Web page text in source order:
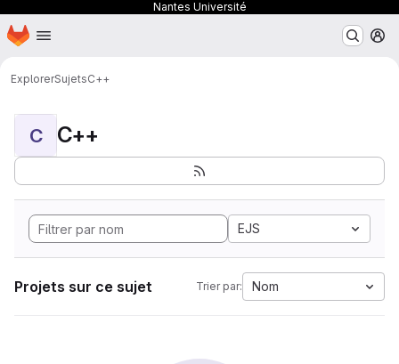
Nantes Université
Passer au contenu principal
Page d'accueil
ExplorerSujetsC++
C C++
EJS
Projets sur ce sujet Trier par: Nom